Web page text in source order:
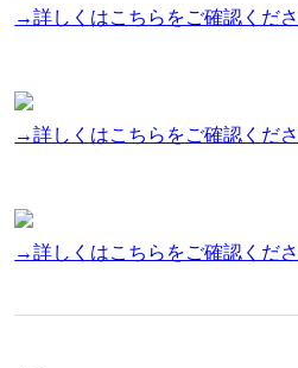
→詳しくはこちらをご確認くだ
→詳しくはこちらをご確認くだ
→詳しくはこちらをご確認くだ